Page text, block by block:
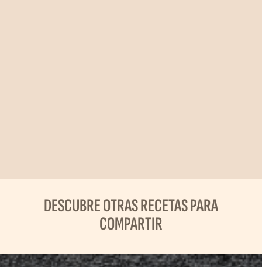
DESCUBRE OTRAS RECETAS PARA
COMPARTIR